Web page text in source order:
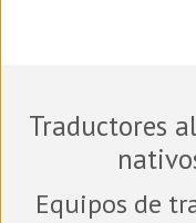
Traductores
Equipos de